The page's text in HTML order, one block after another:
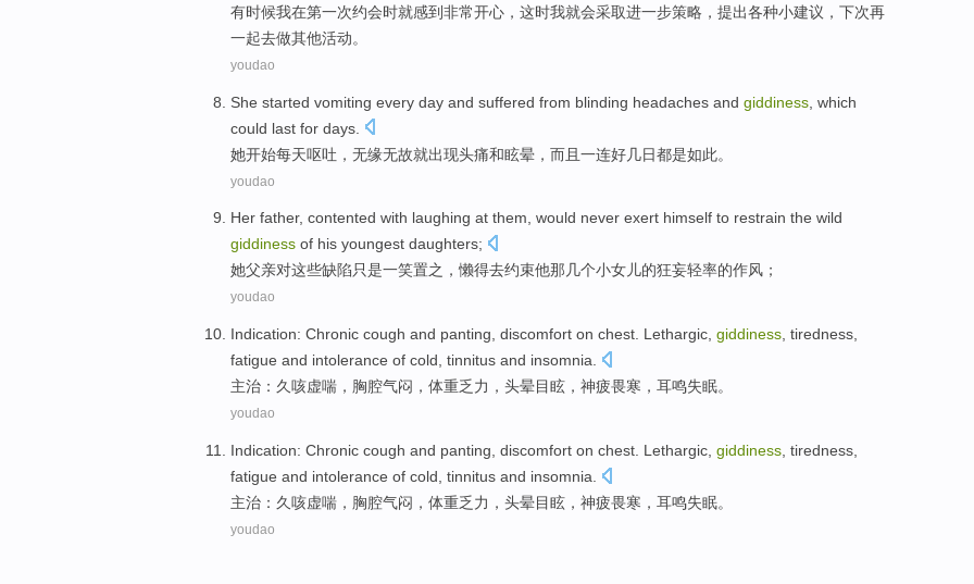
有时候我在第一次约会时就感到非常开心，这时我就会采取进一步策略， 提出各种小建议，下次再
一起去做其他活动。
youdao
She started vomiting every day and suffered from blinding headaches and giddiness which
could last for days
她开始每天呕吐 ，无缘无故就出现头痛和眩晕 ， 而且一连好几日都是如此。
youdao
Her father, contented with laughing at them, would never exert himself to restrain the wild
giddiness of his youngest daughters;
她父亲对这些缺陷只是一笑置之 ，懒得去约束他那几个小女儿的狂妄轻率的作风；
youdao
Indication: Chronic cough and panting , discomfort on chest . Lethargic, giddiness , tiredness,
fatigue and intolerance of cold tinnitus and insomnia
主治 ：久 咳虚喘 ， 胸腔气闷 ，体重乏力 ，头晕目眩， 神疲畏寒 ， 耳鸣失眠。
youdao
Indication: Chronic cough and panting , discomfort on chest . Lethargic, giddiness , tiredness,
fatigue and intolerance of cold tinnitus and insomnia
主治 ：久 咳虚喘 ， 胸腔气闷 ，体重乏力 ，头晕目眩， 神疲畏寒 ， 耳鸣失眠。
youdao